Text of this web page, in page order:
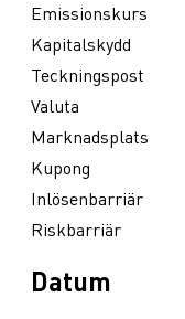
Emissionskurs
Kapitalskydd
Teckningspost
Valuta
Marknadsplats
Kupong
Inlösenbarriär
Riskbarriär
Datum